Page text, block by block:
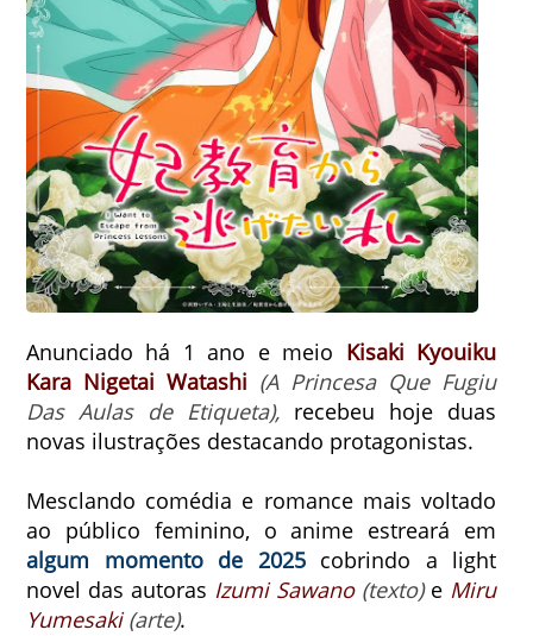
Anunciado há 1 ano e meio Kisaki Kyouiku
Kara Nigetai Watashi (A Princesa Que Fugiu
Das Aulas de Etiqueta), recebeu hoje duas
novas ilustrações destacando protagonistas.
Mesclando comédia e romance mais voltado
ao público feminino, o anime estreará em
algum momento de 2025cobrindo a light
novel das autoras Izumi Sawano (texto)e Miru
Yumesaki (arte).